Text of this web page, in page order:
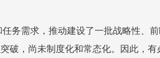
务需求，推动建设了一批战略性、
破，尚未制度化和常态化。因此，